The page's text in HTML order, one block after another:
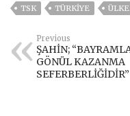
TSK
TÜRKİYE
Previous
ŞAHİN;
GÖNÜL KAZANMA
SEFERBERLİĞİDİR”